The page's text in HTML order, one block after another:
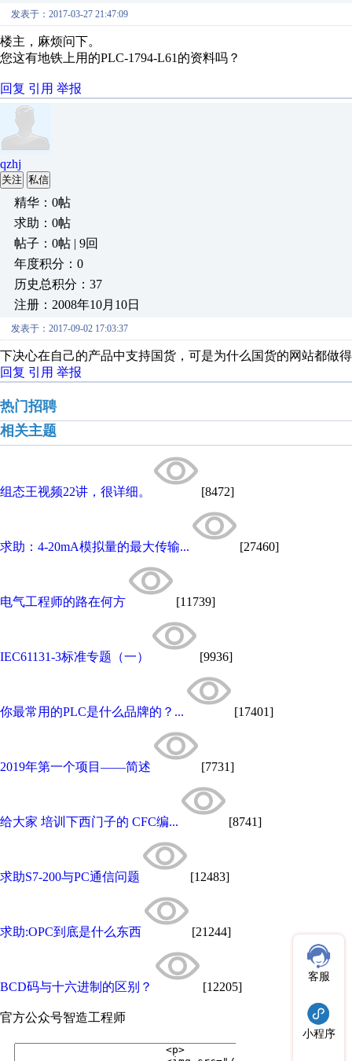
发表于：2017-03-27 21:47:09
楼主，麻烦问下。
您这有地铁上用的PLC-1794-L61的资料吗？
回复 引用 举报
qzhj
关注 私信
精华：0帖
求助：0帖
帖子：0帖 | 9回
年度积分：0
历史总积分：37
注册：2008年10月10日
发表于：2017-09-02 17:03:37
下决心在自己的产品中支持国货，可是为什么国货的网站都做
回复 引用 举报
热门招聘
相关主题
组态王视频22讲，很详细。 [8472]
求助：4-20mA模拟量的最大传输... [27460]
电气工程师的路在何方 [11739]
IEC61131-3标准专题（一） [9936]
你最常用的PLC是什么品牌的？... [17401]
2019年第一个项目——简述 [7731]
给大家 培训下西门子的 CFC编... [8741]
求助S7-200与PC通信问题 [12483]
求助:OPC到底是什么东西 [21244]
BCD码与十六进制的区别？ [12205]
官方公众号智造工程师
客服
小程序